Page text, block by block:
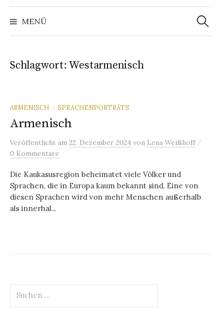
MENÜ
Suchen
nach:
Schlagwort: Westarmenisch
ARMENISCH / SPRACHENPORTRÄTS
Armenisch
Veröffentlicht am 22. Dezember 2024 von Lena Weißhoff /
0 Kommentare
Die Kaukasusregion beheimatet viele Völker und
Sprachen, die in Europa kaum bekannt sind. Eine von
diesen Sprachen wird von mehr Menschen außerhalb
als innerhal...
nach: